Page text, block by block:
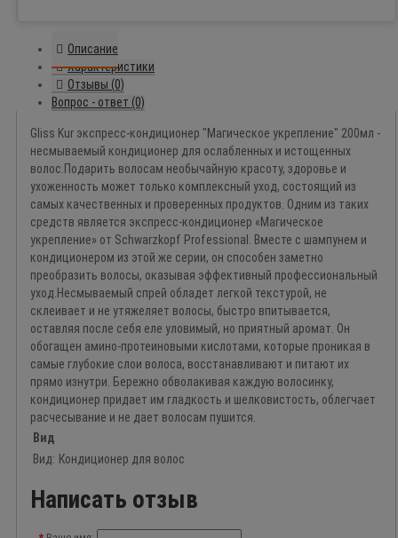
Описание
Характеристики
Отзывы (0)
Вопрос - ответ (0)
Gliss Kur экспресс-кондиционер "Магическое укрепление" 200мл -
несмываемый кондиционер для ослабленных и истощенных
волос.Подарить волосам необычайную красоту, здоровье и
ухоженность может только комплексный уход, состоящий из
самых качественных и проверенных продуктов. Одним из таких
средств является экспресс-кондиционер «Магическое
укрепление» от Schwarzkopf Professional. Вместе с шампунем и
кондиционером из этой же серии, он способен заметно
преобразить волосы, оказывая эффективный профессиональный
уход.Несмываемый спрей обладет легкой текстурой, не
склеивает и не утяжеляет волосы, быстро впитывается,
оставляя после себя еле уловимый, но приятный аромат. Он
обогащен амино-протеиновыми кислотами, которые проникая в
самые глубокие слои волоса, восстанавливают и питают их
прямо изнутри. Бережно обволакивая каждую волосинку,
кондиционер придает им гладкость и шелковистость, облегчает
расчесывание и не дает волосам пушится.
Вид
Вид: Кондиционер для волос
Написать отзыв